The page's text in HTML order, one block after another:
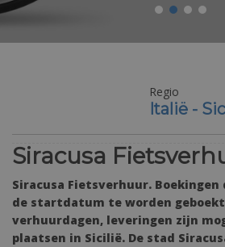
Regio
Italië -
Siracusa
Siracusa Fietsverhuur. Boekingen
de startdatum te worden
verhuurdagen, leveringen zijn
plaatsen in Sicilië. De stad